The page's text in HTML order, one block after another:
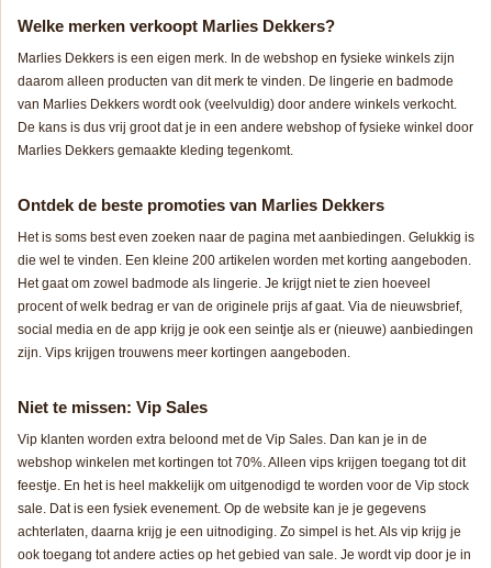
Welke merken verkoopt Marlies Dekkers?
Marlies Dekkers is een eigen merk. In de webshop en fysieke winkels zijn
daarom alleen producten van dit merk te vinden. De lingerie en badmode
van Marlies Dekkers wordt ook (veelvuldig) door andere winkels verkocht.
De kans is dus vrij groot dat je in een andere webshop of fysieke winkel door
Marlies Dekkers gemaakte kleding tegenkomt.
Ontdek de beste promoties van Marlies Dekkers
Het is soms best even zoeken naar de pagina met aanbiedingen. Gelukkig is
die wel te vinden. Een kleine 200 artikelen worden met korting aangeboden.
Het gaat om zowel badmode als lingerie. Je krijgt niet te zien hoeveel
procent of welk bedrag er van de originele prijs af gaat. Via de nieuwsbrief,
social media en de app krijg je ook een seintje als er (nieuwe) aanbiedingen
zijn. Vips krijgen trouwens meer kortingen aangeboden.
Niet te missen: Vip Sales
Vip klanten worden extra beloond met de Vip Sales. Dan kan je in de
webshop winkelen met kortingen tot 70%. Alleen vips krijgen toegang tot dit
feestje. En het is heel makkelijk om uitgenodigd te worden voor de Vip stock
sale. Dat is een fysiek evenement. Op de website kan je je gegevens
achterlaten, daarna krijg je een uitnodiging. Zo simpel is het. Als vip krijg je
ook toegang tot andere acties op het gebied van sale. Je wordt vip door je in